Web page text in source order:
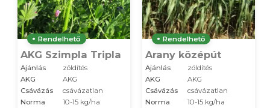
Rendelhető
AKG Szimpla Tripla
Ajánlás
zöldítés
AKG
AKG
Csávázás
csávázatlan
Norma
10-15 kg/ha
Rendelhető
Arany középút
Ajánlás
zöldítés
AKG
AKG
Csávázás
csávázatlan
Norma
10-15 kg/ha